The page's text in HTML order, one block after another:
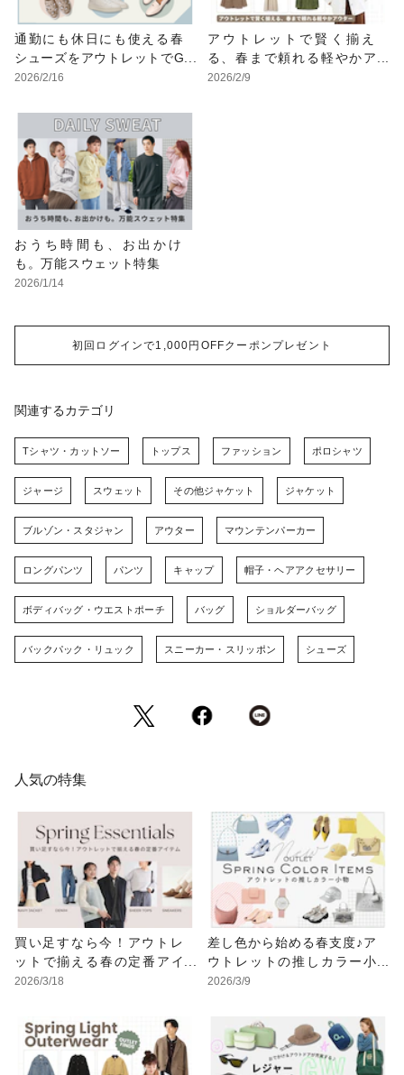
通勤にも休日にも使える春
シューズをアウトレットでG
ET！
2026/2/16
アウトレットで賢く揃え
る、春まで頼れる軽やかア
ウター
2026/2/9
おうち時間も、お出かけ
も。万能スウェット特集
2026/1/14
初回ログインで1,000円OFFクーポンプレゼント
関連するカテゴリ
Tシャツ・カットソー トップス ファッション ポロシャツ
ジャージ スウェット その他ジャケット ジャケット
ブルゾン・スタジャン アウター マウンテンパーカー
ロングパンツ パンツ キャップ 帽子・ヘアアクセサリー
ボディバッグ・ウエストポーチ バッグ ショルダーバッグ
バックパック・リュック スニーカー・スリッポン シューズ
人気の特集
買い足すなら今！アウトレ
ットで揃える春の定番アイ
テム
2026/3/18
差し色から始める春支度♪ア
ウトレットの推しカラー小
物
2026/3/9